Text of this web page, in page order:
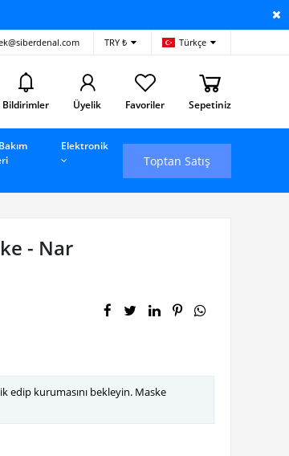
TRY ₺ Türkçe
Bildirimler Üyelik Favoriler Sepetiniz
Elektronik
Toptan Satış
- Nar
edip kurumasını bekleyin. Maske